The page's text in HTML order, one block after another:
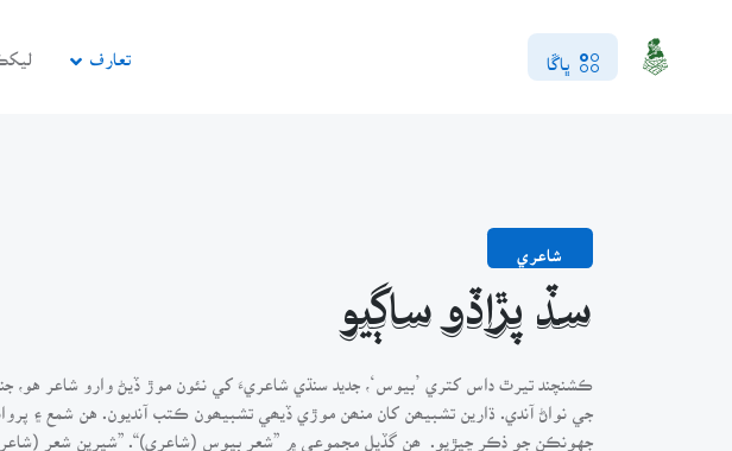
ڀاڱا تعارف
شاعري
سڏ پڙاڏو ساڳيو
ڪشنچند تيرٿ داس کتري ’بيوس‘، جديد سنڌي شاعريءَ کي نئون موڙ ڏيڻ وارو شاعر
جي نواڻ آندي. ڌارين تشبيھن کان منھن موڙي ڏيھي تشبيھون ڪتب آنديون. هن شمع ۽
جهونڪن جو ذڪر ڇيڙيو. ھن گڏيل مجموعي ۾ ”شعر بيوس (شاعري)“. ”شيرين شعر